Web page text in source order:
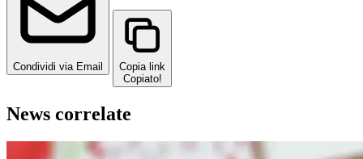
Condividi via Email
Copia link
Copiato!
News correlate